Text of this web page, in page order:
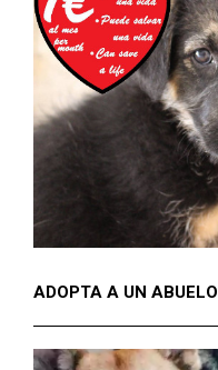
ADOPTA A UN ABUELO